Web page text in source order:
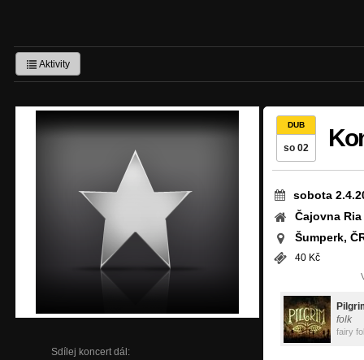
Aktivity
Sdílej koncert dál:
DUB
so 02
sobota
Čajovna Ria
Šumperk,
40 Kč
folk
fairy